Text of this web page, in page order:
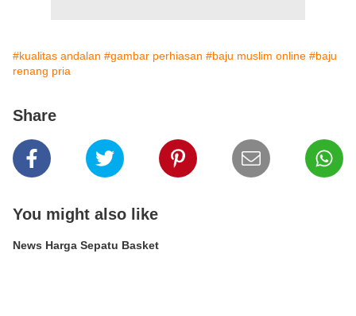
#kualitas andalan #gambar perhiasan #baju muslim online #baju
renang pria
Share
You might also like
News Harga Sepatu Basket